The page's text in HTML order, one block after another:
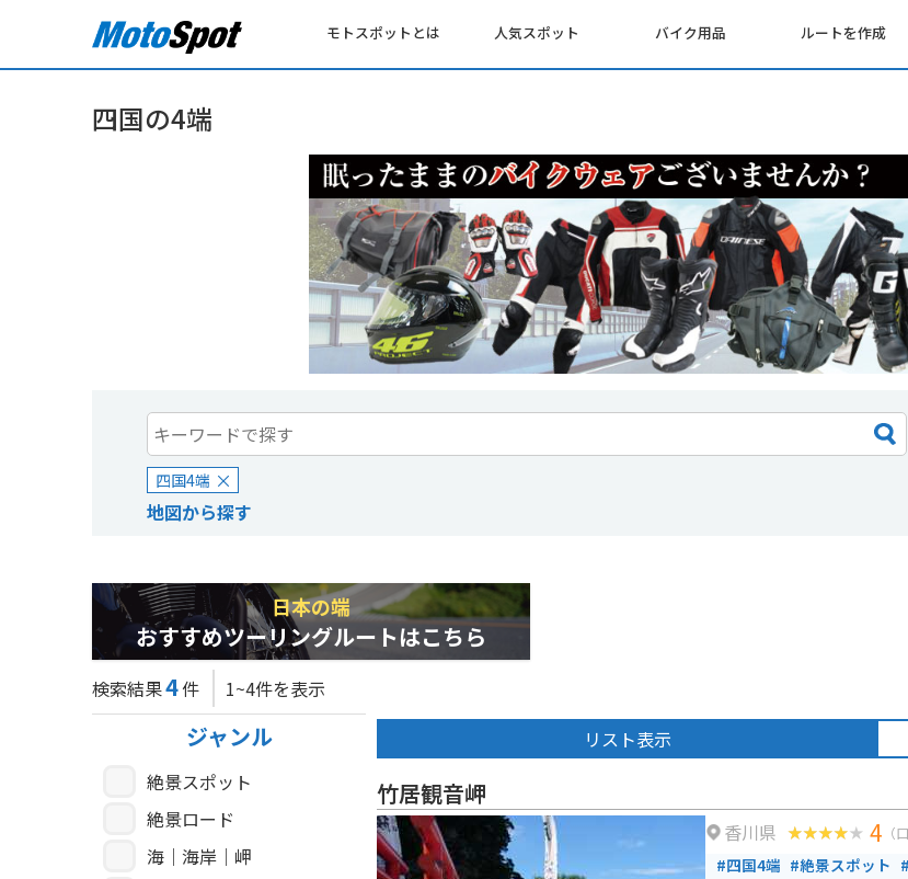
モトスポットとは 人気スポット バイク用品 ルートを作成
四国の4端
四国4端
地図から探す
日本の端
おすすめツーリングルートはこちら
検索結果4件 1~4件を表示
ジャンル
絶景スポット
絶景ロード
海｜海岸｜岬
リスト表示
竹居観音岬
香川県 4 （
#四国4端 #絶景スポット